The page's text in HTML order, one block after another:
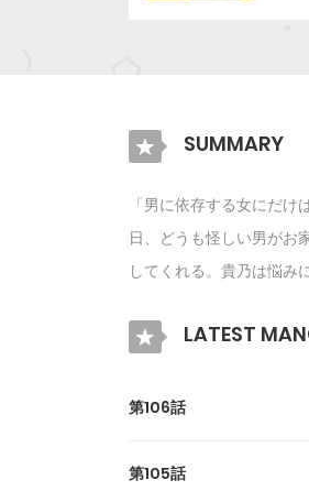
SUMMARY
「男に依存する女にだ
日、どうも怪しい男がお
してくれる。貴乃は悩み
LATEST
第106話
第105話